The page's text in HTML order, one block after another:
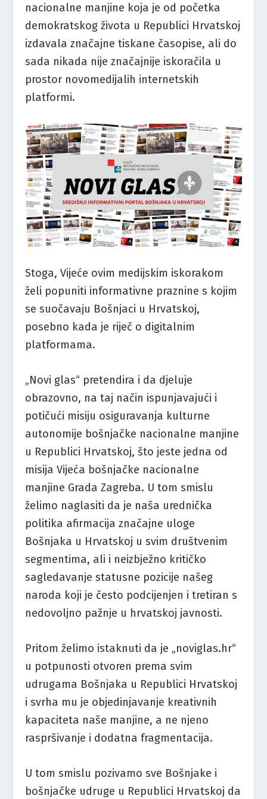
nacionalne manjine koja je od početka
demokratskog života u Republici Hrvatskoj
izdavala značajne tiskane časopise, ali do
sada nikada nije značajnije iskoračila u
prostor novomedijalih internetskih
platformi.
Stoga, Vijeće ovim medijskim iskorakom
želi popuniti informativne praznine s kojim
se suočavaju Bošnjaci u Hrvatskoj,
posebno kada je riječ o digitalnim
platformama.
„Novi glas“ pretendira i da djeluje
obrazovno, na taj način ispunjavajući i
potičući misiju osiguravanja kulturne
autonomije bošnjačke nacionalne manjine
u Republici Hrvatskoj, što jeste jedna od
misija Vijeća bošnjačke nacionalne
manjine Grada Zagreba. U tom smislu
želimo naglasiti da je naša urednička
politika afirmacija značajne uloge
Bošnjaka u Hrvatskoj u svim društvenim
segmentima, ali i neizbježno kritičko
sagledavanje statusne pozicije našeg
naroda koji je često podcijenjen i tretiran s
nedovoljno pažnje u hrvatskoj javnosti.
Pritom želimo istaknuti da je „noviglas.hr“
u potpunosti otvoren prema svim
udrugama Bošnjaka u Republici Hrvatskoj
i svrha mu je objedinjavanje kreativnih
kapaciteta naše manjine, a ne njeno
raspršivanje i dodatna fragmentacija.
U tom smislu pozivamo sve Bošnjake i
bošnjačke udruge u Republici Hrvatskoj da